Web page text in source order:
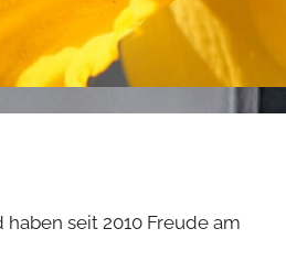
seit 2010 Freude am